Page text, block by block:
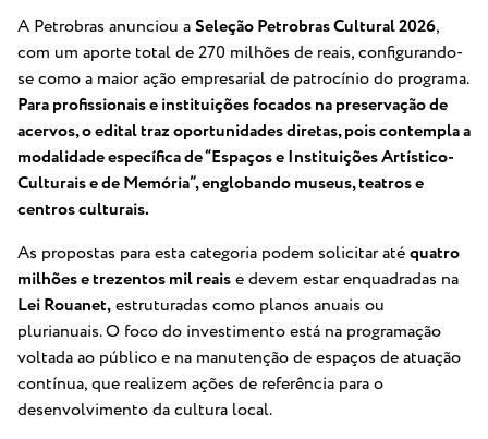
A Petrobras anunciou aSeleção Petrobras Cultural 2026,
com um aporte total de 270 milhões de reais, configurando-
se como a maior ação empresarial de patrocínio do programa.
Para profissionais e instituições focados na preservação de
acervos, o edital traz oportunidades diretas, pois contempla a
modalidade específica de “Espaços e Instituições Artístico-
Culturais e de Memória”, englobando museus, teatros e
centros culturais.
As propostas para esta categoria podem solicitar atéquatro
milhões e trezentos mil reaise devem estar enquadradas na
Lei Rouanet,estruturadas como planos anuais ou
plurianuais.O foco do investimento está na programação
voltada ao público e na manutenção de espaços de atuação
contínua, que realizem ações de referência para o
desenvolvimento da cultura local.